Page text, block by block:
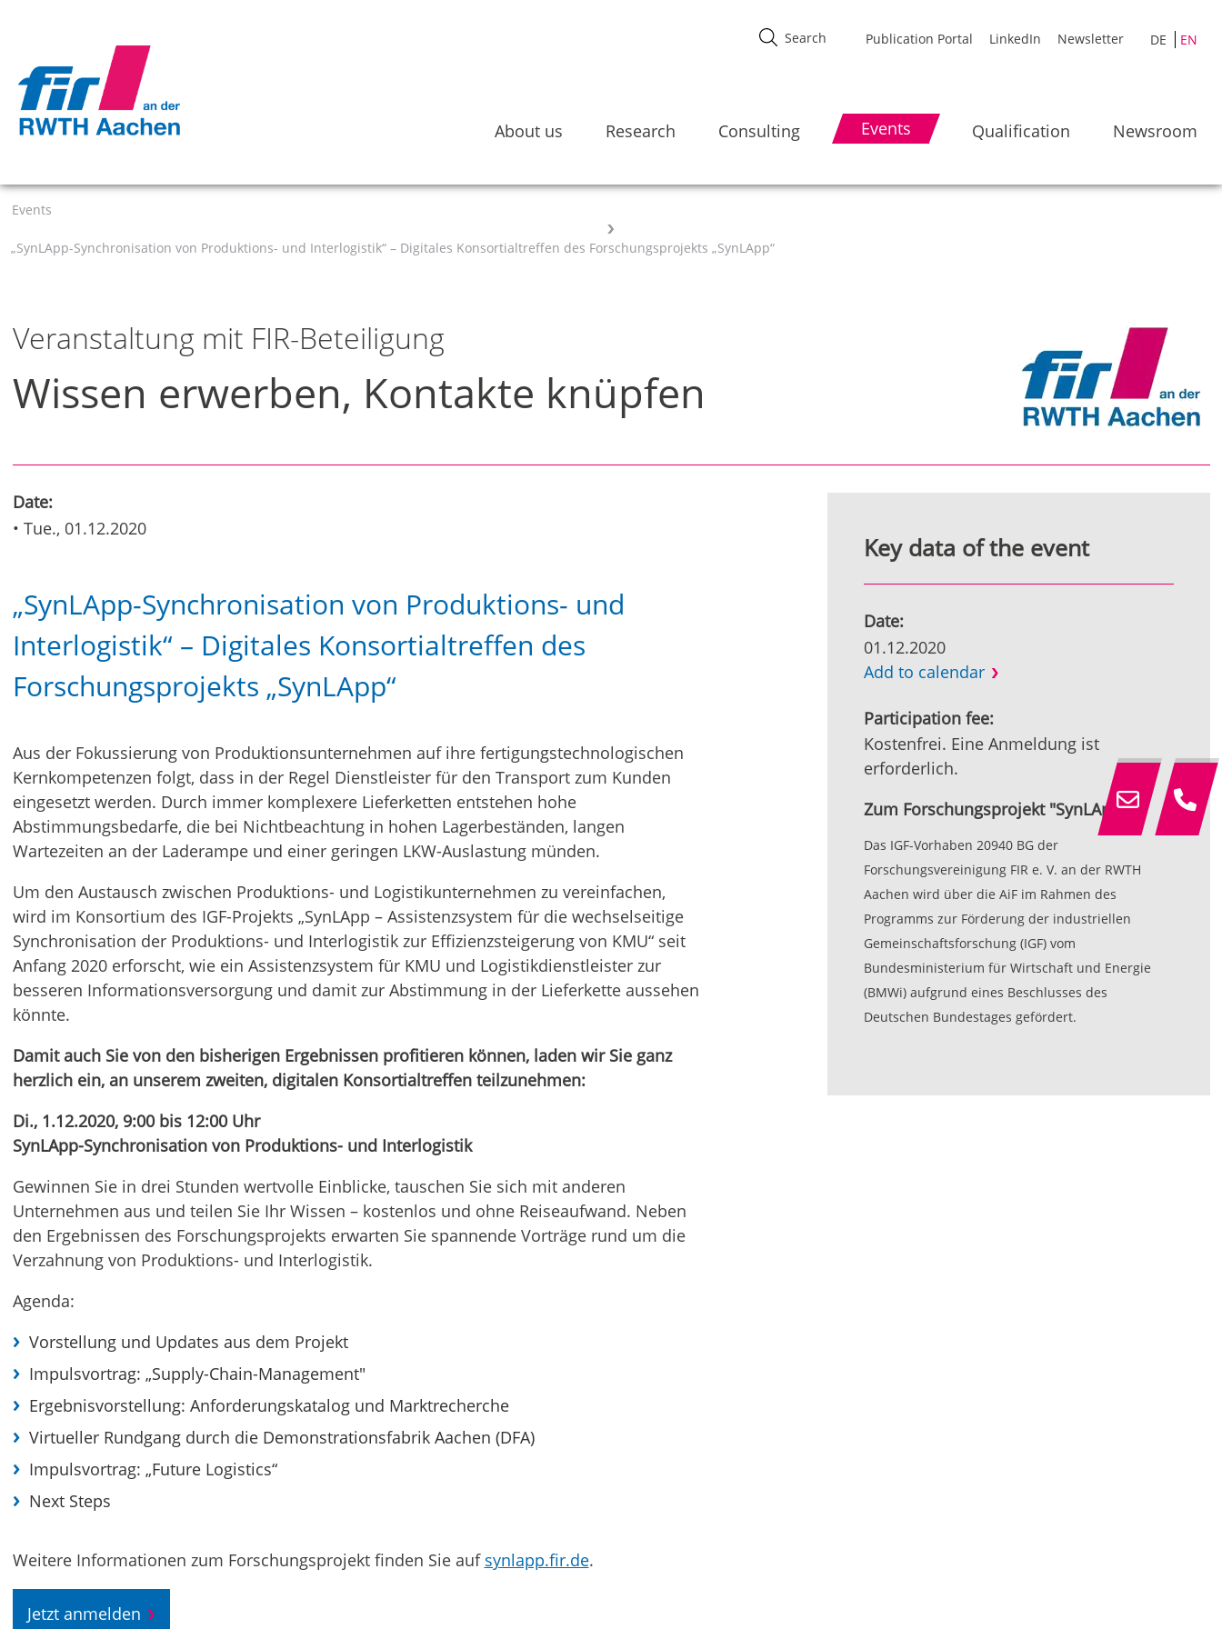
Publication Portal LinkedIn Newsletter DE EN
About us Research Consulting Events Qualification Newsroom
Events
„SynLApp-Synchronisation von Produktions- und Interlogistik“ – Digitales Konsortialtreffen des Forschungsprojekts „SynLApp“
Veranstaltung mit FIR-Beteiligung
Wissen erwerben, Kontakte knüpfen
Date:
• Tue., 01.12.2020
„SynLApp-Synchronisation von Produktions- und
Interlogistik“ – Digitales Konsortialtreffen des
Forschungsprojekts „SynLApp“
Aus der Fokussierung von Produktionsunternehmen auf ihre fertigungstechnologischen
Kernkompetenzen folgt, dass in der Regel Dienstleister für den Transport zum Kunden
eingesetzt werden. Durch immer komplexere Lieferketten entstehen hohe
Abstimmungsbedarfe, die bei Nichtbeachtung in hohen Lagerbeständen, langen
Wartezeiten an der Laderampe und einer geringen LKW-Auslastung münden.
Um den Austausch zwischen Produktions- und Logistikunternehmen zu vereinfachen,
wird im Konsortium des IGF-Projekts „SynLApp – Assistenzsystem für die wechselseitige
Synchronisation der Produktions- und Interlogistik zur Effizienzsteigerung von KMU“ seit
Anfang 2020 erforscht, wie ein Assistenzsystem für KMU und Logistikdienstleister zur
besseren Informationsversorgung und damit zur Abstimmung in der Lieferkette aussehen
könnte.
Damit auch Sie von den bisherigen Ergebnissen profitieren können, laden wir Sie ganz
herzlich ein, an unserem zweiten, digitalen Konsortialtreffen teilzunehmen:
Di., 1.12.2020, 9:00 bis 12:00 Uhr
SynLApp-Synchronisation von Produktions- und Interlogistik
Gewinnen Sie in drei Stunden wertvolle Einblicke, tauschen Sie sich mit anderen
Unternehmen aus und teilen Sie Ihr Wissen – kostenlos und ohne Reiseaufwand. Neben
den Ergebnissen des Forschungsprojekts erwarten Sie spannende Vorträge rund um die
Verzahnung von Produktions- und Interlogistik.
Agenda:
Vorstellung und Updates aus dem Projekt
Impulsvortrag: „Supply-Chain-Management"
Ergebnisvorstellung: Anforderungskatalog und Marktrecherche
Virtueller Rundgang durch die Demonstrationsfabrik Aachen (DFA)
Impulsvortrag: „Future Logistics“
Next Steps
Weitere Informationen zum Forschungsprojekt finden Sie auf synlapp.fir.de.
Jetzt anmelden
Key data of the event
Date:
01.12.2020
Add to calendar
Participation fee:
Kostenfrei. Eine Anmeldung ist
erforderlich.
Zum Forschungsprojekt "SynLApp":
Das IGF-Vorhaben 20940 BG der
Forschungsvereinigung FIR e. V. an der RWTH
Aachen wird über die AiF im Rahmen des
Programms zur Förderung der industriellen
Gemeinschaftsforschung (IGF) vom
Bundesministerium für Wirtschaft und Energie
(BMWi) aufgrund eines Beschlusses des
Deutschen Bundestages gefördert.